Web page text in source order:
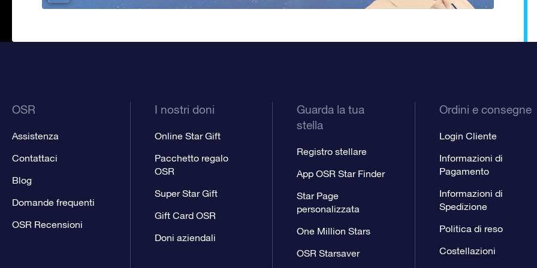
OSR
Assistenza
Contattaci
Blog
Domande frequenti
OSR Recensioni
I nostri doni
Online Star Gift
Pacchetto regalo
OSR
Super Star Gift
Gift Card OSR
Doni aziendali
Guarda la tua
stella
Registro stellare
App OSR Star Finder
Star Page
personalizzata
One Million Stars
OSR Starsaver
Ordini e consegne
Login Cliente
Informazioni di
Pagamento
Informazioni di
Spedizione
Politica di reso
Costellazioni